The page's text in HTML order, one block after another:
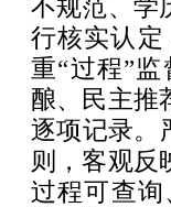
不规范、学
行核实认
重“过程”
酿、民主推
逐项记录。
则，客观反
过程可查